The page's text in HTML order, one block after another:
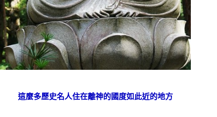
這麼多歷史名人住在離神的國度如此近的地方